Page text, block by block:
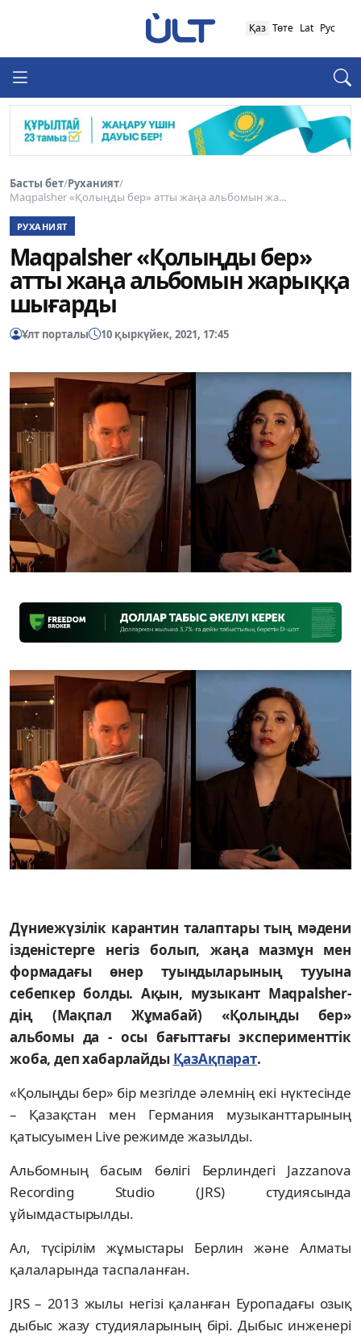
Қаз Төте Lat Рус
Басты бет/Руханият/
Maqpalsher «Қолыңды бер» атты жаңа альбомын жа...
РУХАНИЯТ
Maqpalsher «Қолыңды бер»
атты жаңа альбомын жарыққа
шығарды
Ұлт порталы 10 қыркүйек, 2021, 17:45
Дүниежүзілік карантин талаптары тың мәдени
ізденістерге негіз болып, жаңа мазмұн мен
формадағы өнер туындыларының тууына
себепкер болды. Ақын, музыкант Maqpalsher-
дің (Мақпал Жұмабай) «Қолыңды бер»
альбомы да - осы бағыттағы эксперименттік
жоба, деп хабарлайды ҚазАқпарат.
«Қолыңды бер» бір мезгілде әлемнің екі нүктесінде
– Қазақстан мен Германия музыканттарының
қатысуымен Live режимде жазылды.
Альбомның басым бөлігі Берлиндегі Jazzanova
Recording Studio (JRS) студиясында
ұйымдастырылды.
Ал, түсірілім жұмыстары Берлин және Алматы
қалаларында таспаланған.
JRS – 2013 жылы негізі қаланған Еуропадағы озық
дыбыс жазу студияларының бірі. Дыбыс инженері